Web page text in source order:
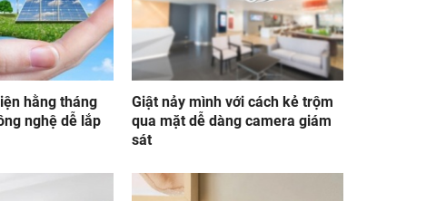
hằng tháng
nghệ dễ lắp
Giật nảy mình với cách kẻ trộm
qua mặt dễ dàng camera giám
sát